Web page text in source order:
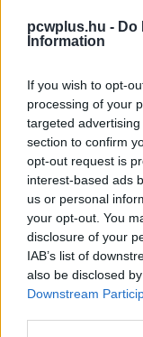
pcwplus.hu - Do
Information
If you wish to opt-
processing of your
targeted
section to confirm
opt-out request is
interest-based ads
us or personal
your opt-out. You
disclosure of your
IAB’s list of
also be disclosed
Downstream
Címkék:
#kamera
#jog
adatok